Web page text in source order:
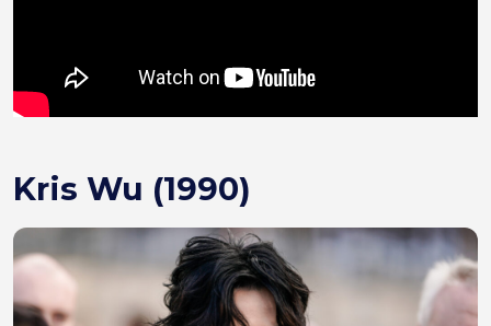
Kris Wu (1990)